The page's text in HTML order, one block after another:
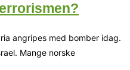
angripes med bomber idag.
Mange norske